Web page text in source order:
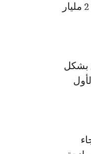
الشيبي، مقابل مبلغ مالي يفوق مليار سنتيم، علما أن مجموع الصفقة يبلغ 2 مليار
بشكل